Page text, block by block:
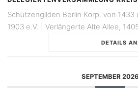
Schützengilden Berlin Korp. von
1903 e.V. | Verlängerte Alte Allee,
DETAILS
SEPTEMBER 2026